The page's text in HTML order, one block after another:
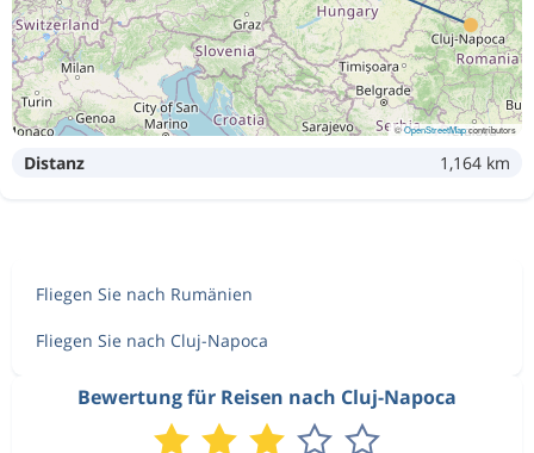
©OpenStreetMapcontributors
Distanz 1,164 km
Fliegen Sie nach Rumänien
Fliegen Sie nach Cluj-Napoca
Bewertung für Reisen nach Cluj-Napoca